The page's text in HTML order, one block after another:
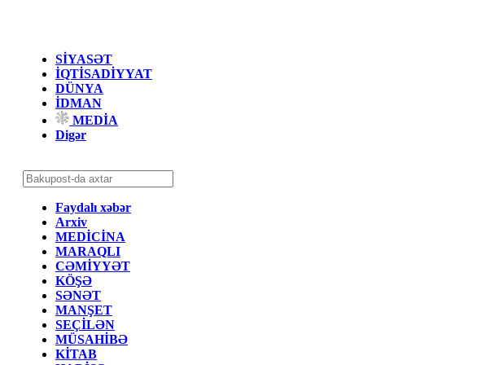
SİYASƏT
İQTİSADİYYAT
DÜNYA
İDMAN
MEDİA
Digər
Faydalı xəbər
Arxiv
MEDİCİNA
MARAQLI
CƏMİYYƏT
KÖŞƏ
SƏNƏT
MANŞET
SEÇİLƏN
MÜSAHİBƏ
KİTAB